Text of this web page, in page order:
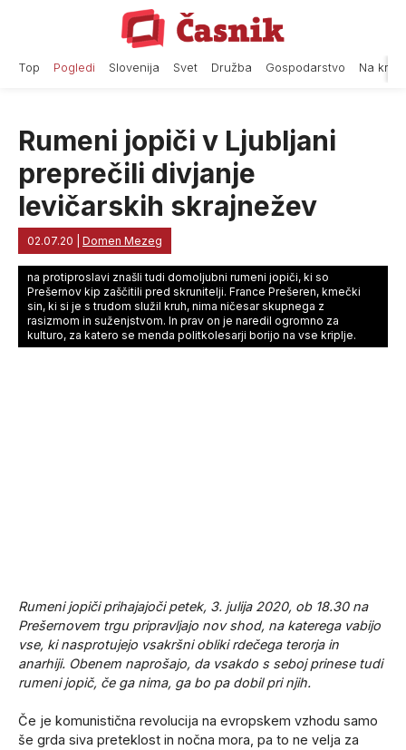
Top Pogledi Slovenija Svet Družba Gospodarstvo Na
Rumeni jopiči v Ljubljani
preprečili divjanje
levičarskih skrajnežev
02.07.20 Domen Mezeg
na protiproslavi znašli tudi domoljubni rumeni jopiči, ki so
Prešernov kip zaščitili pred skrunitelji. France Prešeren, kmečki
sin, ki si je s trudom služil kruh, nima ničesar skupnega z
rasizmom in suženjstvom. In prav on je naredil ogromno za
kulturo, za katero se menda politkolesarji borijo na vse kriplje.
Rumeni jopiči prihajajoči petek, 3. julija 2020, ob 18.30 na
Prešernovem trgu pripravljajo nov shod, na katerega vabijo
vse, ki nasprotujejo vsakršni obliki rdečega terorja in
anarhiji. Obenem naprošajo, da vsakdo s seboj prinese tudi
rumeni jopič, če ga nima, ga bo pa dobil pri njih.
Če je komunistična revolucija na evropskem vzhodu samo
še grda siva preteklost in nočna mora, pa to ne velja za